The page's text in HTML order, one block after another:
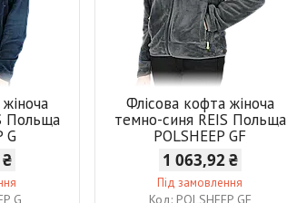
Польща
G
G
Флісова кофта жіноча
темно-синя REIS Польща
POLSHEEP GF
1 063,92 ₴
Під замовлення
POLSHEEP GF